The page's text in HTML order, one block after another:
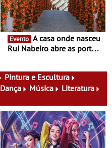
Evento
Rui Nabeiro abre as portas
Festas decorrem entre 8 e
16 de agosto
Pintura e Escultura
Dança Música
Literatura